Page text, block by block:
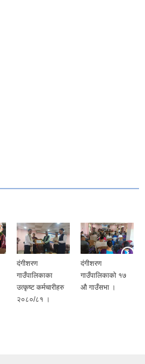
दंगीशरण
गाउँपालिकाका
उत्कृष्ट कर्मचारीहरु
२०८०/८१ ।
दंगीशरण
गाउँपालिकाको १७
औ गाउँसभा ।